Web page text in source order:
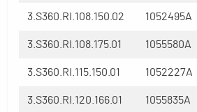
3.S360.RI.108.150.02 1052495A
3.S360.RI.108.175.01 1055580A
3.S360.RI.115.150.01 1052227A
3.S360.RI.120.166.01 1055835A